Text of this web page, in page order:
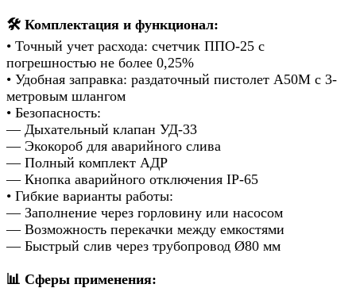
🛠️ Комплектация и функционал:
• Точный учет расхода: счетчик ППО-25 с
погрешностью не более 0,25%
• Удобная заправка: раздаточный пистолет А50М с 3-
метровым шлангом
• Безопасность:
— Дыхательный клапан УД-33
— Экокороб для аварийного слива
— Полный комплект АДР
— Кнопка аварийного отключения IP-65
• Гибкие варианты работы:
— Заполнение через горловину или насосом
— Возможность перекачки между емкостями
— Быстрый слив через трубопровод Ø80 мм
📊 Сферы применения: